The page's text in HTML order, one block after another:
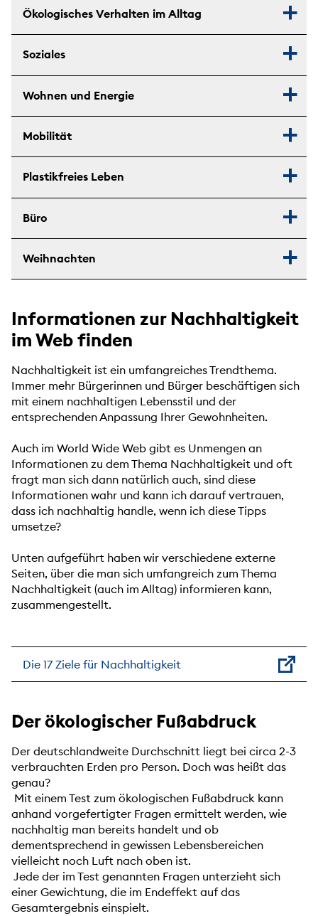
Ökologisches Verhalten im Alltag
Soziales
Wohnen und Energie
Mobilität
Plastikfreies Leben
Büro
Weihnachten
Informationen zur Nachhaltigkeit
im Web finden
Nachhaltigkeit ist ein umfangreiches Trendthema.
Immer mehr Bürgerinnen und Bürger beschäftigen sich
mit einem nachhaltigen Lebensstil und der
entsprechenden Anpassung Ihrer Gewohnheiten.
Auch im World Wide Web gibt es Unmengen an
Informationen zu dem Thema Nachhaltigkeit und oft
fragt man sich dann natürlich auch, sind diese
Informationen wahr und kann ich darauf vertrauen,
dass ich nachhaltig handle, wenn ich diese Tipps
umsetze?
Unten aufgeführt haben wir verschiedene externe
Seiten, über die man sich umfangreich zum Thema
Nachhaltigkeit (auch im Alltag) informieren kann,
zusammengestellt.
Die 17 Ziele für Nachhaltigkeit
Der ökologischer Fußabdruck
Der deutschlandweite Durchschnitt liegt bei circa 2-3
verbrauchten Erden pro Person. Doch was heißt das
genau?
Mit einem Test zum ökologischen Fußabdruck kann
anhand vorgefertigter Fragen ermittelt werden, wie
nachhaltig man bereits handelt und ob
dementsprechend in gewissen Lebensbereichen
vielleicht noch Luft nach oben ist.
Jede der im Test genannten Fragen unterzieht sich
einer Gewichtung, die im Endeffekt auf das
Gesamtergebnis einspielt.